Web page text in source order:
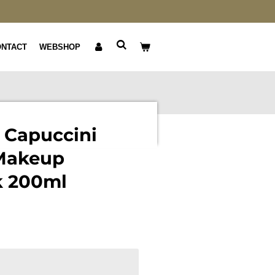
WEBSHOP
Capuccini
200ml